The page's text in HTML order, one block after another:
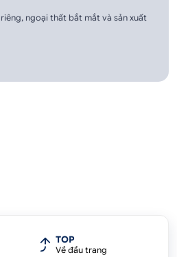
ngoại thất bắt mắt và sản xuất
TOP
Về đầu trang